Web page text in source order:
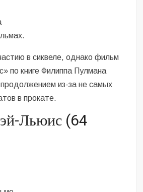
в сиквеле, однако фильм
по книге Филиппа Пулмана
продолжением из-за не самых
в прокате.
Льюис (64